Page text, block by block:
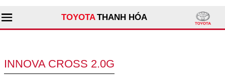
TOYOTATHANH HÓA
INNOVA CROSS 2.0G